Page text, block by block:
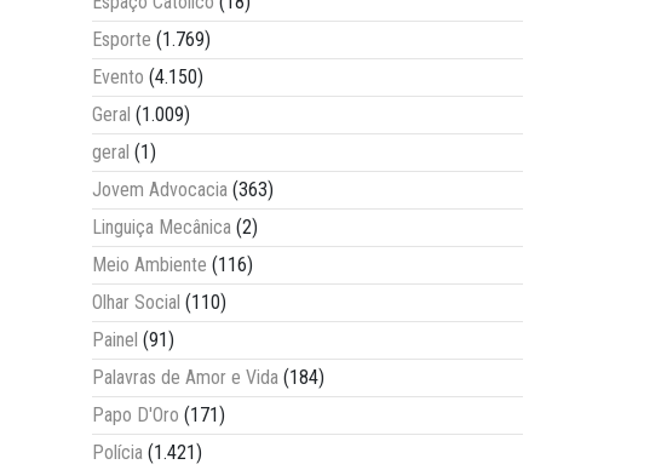
Esporte (1.769)
Evento (4.150)
Geral (1.009)
geral (1)
Jovem Advocacia (363)
Linguiça Mecânica (2)
Meio Ambiente (116)
Olhar Social (110)
Painel (91)
Palavras de Amor e Vida (184)
Papo D'Oro (171)
Polícia (1.421)